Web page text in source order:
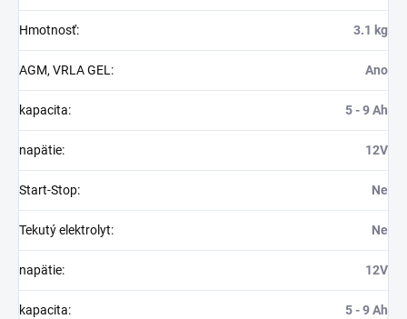
Hmotnosť: 3.1 kg
AGM, VRLA GEL: Ano
kapacita: 5 - 9 Ah
napätie: 12V
Start-Stop: Ne
Tekutý elektrolyt: Ne
napätie: 12V
kapacita: 5 - 9 Ah